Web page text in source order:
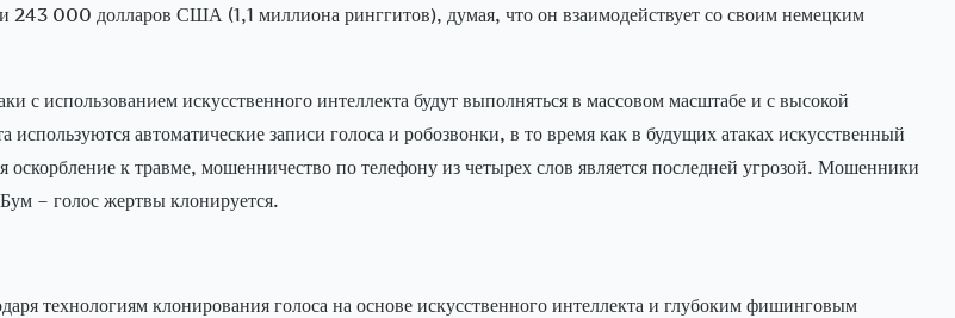
243 000 долларов США (1,1 миллиона ринггитов), думая, что он взаимодействует со своим немецким
с использованием искусственного интеллекта будут выполняться в массовом масштабе и с высокой
автоматические записи голоса и робозвонки, в то время как в будущих атаках искусственный
оскорбление к травме, мошенничество по телефону из четырех слов является последней угрозой. Мошенники
– голос жертвы клонируется.
технологиям клонирования голоса на основе искусственного интеллекта и глубоким фишинговым